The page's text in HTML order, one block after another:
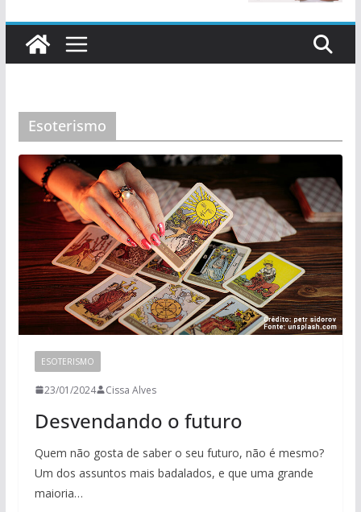
Esoterismo
ESOTERISMO
23/01/2024 Cissa Alves
Desvendando o futuro
Quem não gosta de saber o seu futuro, não é mesmo?
Um dos assuntos mais badalados, e que uma grande
maioria…